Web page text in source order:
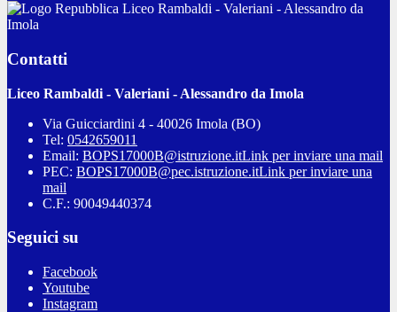
Liceo Rambaldi - Valeriani - Alessandro da
Imola
Contatti
Liceo Rambaldi - Valeriani - Alessandro da Imola
Via Guicciardini 4 - 40026 Imola (BO)
Tel: 0542659011
Email: BOPS17000B@istruzione.itLink per inviare una mail
PEC: BOPS17000B@pec.istruzione.itLink per inviare una
mail
C.F.: 90049440374
Seguici su
Facebook
Youtube
Instagram